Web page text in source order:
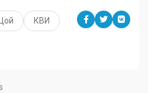
КВИ